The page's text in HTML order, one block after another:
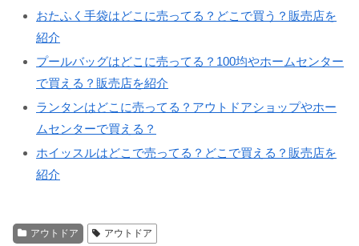
おたふく手袋はどこに売ってる？どこで買う？販売店を
紹介
プールバッグはどこに売ってる？100均やホームセンター
で買える？販売店を紹介
ランタンはどこに売ってる？アウトドアショップやホー
ムセンターで買える？
ホイッスルはどこで売ってる？どこで買える？販売店を
紹介
アウトドア アウトドア